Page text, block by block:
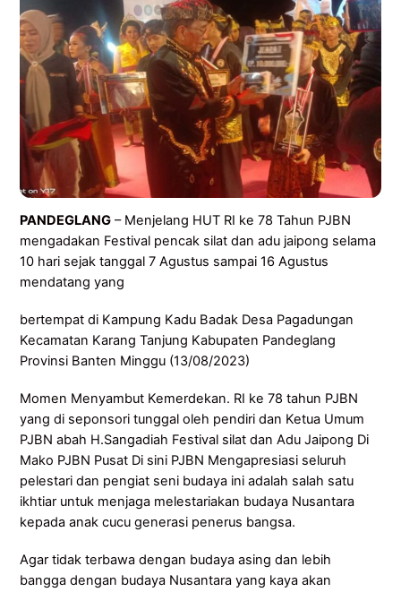
PANDEGLANG – Menjelang HUT RI ke 78 Tahun PJBN
mengadakan Festival pencak silat dan adu jaipong selama
10 hari sejak tanggal 7 Agustus sampai 16 Agustus
mendatang yang
bertempat di Kampung Kadu Badak Desa Pagadungan
Kecamatan Karang Tanjung Kabupaten Pandeglang
Provinsi Banten Minggu (13/08/2023)
Momen Menyambut Kemerdekan. RI ke 78 tahun PJBN
yang di seponsori tunggal oleh pendiri dan Ketua Umum
PJBN abah H.Sangadiah Festival silat dan Adu Jaipong Di
Mako PJBN Pusat Di sini PJBN Mengapresiasi seluruh
pelestari dan pengiat seni budaya ini adalah salah satu
ikhtiar untuk menjaga melestariakan budaya Nusantara
kepada anak cucu generasi penerus bangsa.
Agar tidak terbawa dengan budaya asing dan lebih
bangga dengan budaya Nusantara yang kaya akan